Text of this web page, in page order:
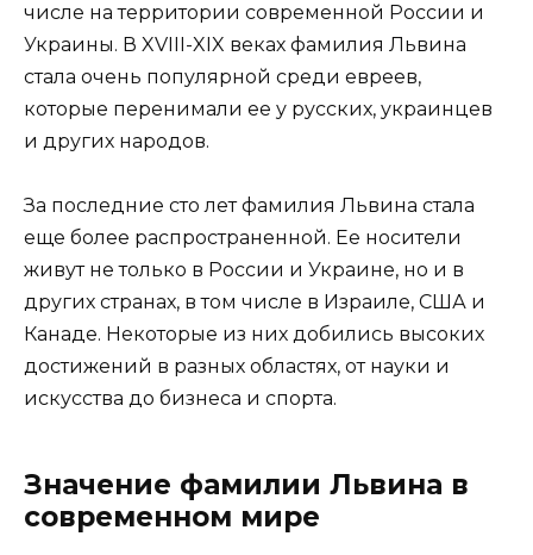
числе на территории современной России и
Украины. В XVIII-XIX веках фамилия Львина
стала очень популярной среди евреев,
которые перенимали ее у русских, украинцев
и других народов.
За последние сто лет фамилия Львина стала
еще более распространенной. Ее носители
живут не только в России и Украине, но и в
других странах, в том числе в Израиле, США и
Канаде. Некоторые из них добились высоких
достижений в разных областях, от науки и
искусства до бизнеса и спорта.
Значение фамилии Львина в
современном мире